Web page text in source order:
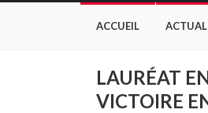
ACCUEIL
LAURÉAT
VICTOIRE